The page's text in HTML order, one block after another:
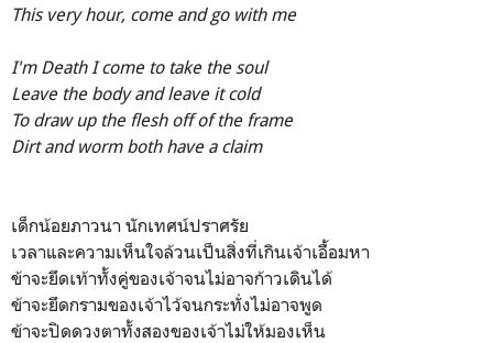
This very hour, come and go with me
I'm Death I come to take the soul
Leave the body and leave it cold
To draw up the flesh off of the frame
Dirt and worm both have a claim
เด็กน้อยภาวนา นักเทศน์ปราศรัย
เวลาและความเห็นใจล้วนเป็นสิ่งที่เกินเจ้าเอื้อมหา
ข้าจะยึดเท้าทั้งคู่ของเจ้าจนไม่อาจก้าวเดินได้
ข้าจะยึดกรามของเจ้าไว้จนกระทั่งไม่อาจพูด
ข้าจะปิดดวงตาทั้งสองของเจ้าไม่ให้มองเห็น